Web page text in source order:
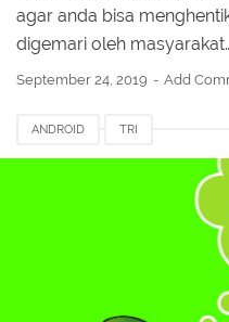
agar anda bisa
digemari oleh
September 24, 2019 Add
ANDROID TRI